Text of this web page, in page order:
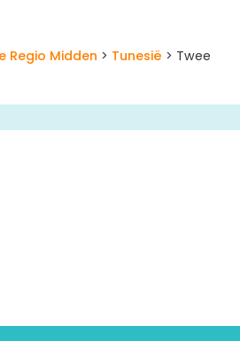
Regio Midden > Tunesië > Twee